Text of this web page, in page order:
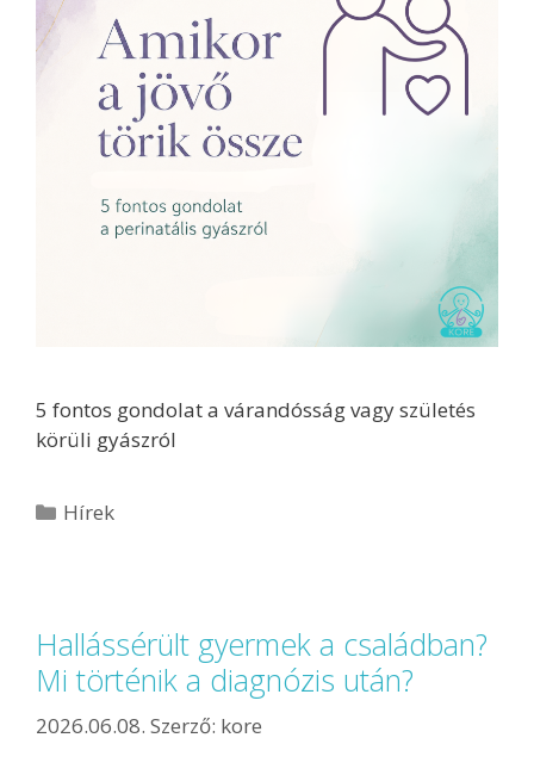
5 fontos gondolat a várandósság vagy születés
körüli gyászról
Hírek
Hallássérült gyermek a családban?
Mi történik a diagnózis után?
2026.06.08. Szerző: kore